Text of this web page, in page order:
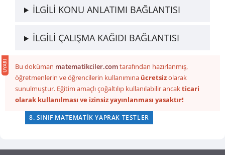
İLGİLİ KONU ANLATIMI BAĞLANTISI
İLGİLİ ÇALIŞMA KAĞIDI BAĞLANTISI
Bu doküman matematikciler.comtarafından hazırlanmış,
öğretmenlerin ve öğrencilerin kullanımına ücretsizolarak
sunulmuştur. Eğitim amaçlı çoğaltılıp kullanılabilir ancakticari
olarak kullanılması ve izinsiz yayınlanması yasaktır!
8. SINIF MATEMATIK YAPRAK TESTLER